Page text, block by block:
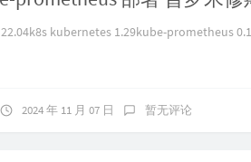
kubernetes 1.29kube-prometheus
2024 年 11 月 07 日 暂无评论